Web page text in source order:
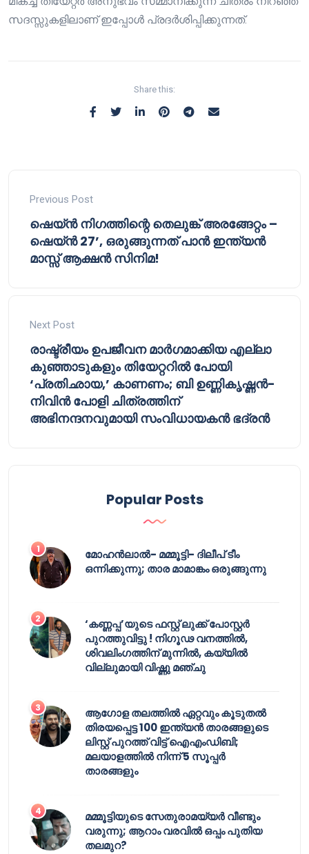
സദസ്സുകളിലാണ് ഇപ്പോൾ പ്രദർശിപ്പിക്കുന്നത്.
Share this:
Previous Post
ഷെയ്ൻ നിഗത്തിന്റെ തെലുങ്ക് അരങ്ങേറ്റം –
ഷെയ്ൻ 27’, ഒരുങ്ങുന്നത് പാൻ ഇന്ത്യൻ
മാസ്സ് ആക്ഷൻ സിനിമ!
Next Post
രാഷ്ട്രീയം ഉപജീവന മാർഗമാക്കിയ എല്ലാ
കുഞ്ഞാടുകളും തിയേറ്ററിൽ പോയി
‘പ്രതിഛായ,’ കാണണം; ബി ഉണ്ണികൃഷ്ണൻ-
നിവിൻ പോളി ചിത്രത്തിന്
അഭിനന്ദനവുമായി സംവിധായകൻ ഭദ്രൻ
Popular Posts
മോഹൻലാൽ- മമ്മൂട്ടി- ദിലീപ് ടീം
ഒന്നിക്കുന്നു; താര മാമാങ്കം ഒരുങ്ങുന്നു
‘കണ്ണപ്പ’യുടെ ഫസ്റ്റ് ലുക്ക് പോസ്റ്റർ
പുറത്തുവിട്ടു ! നിഗൂഢ വനത്തിൽ,
ശിവലിംഗത്തിന് മുന്നിൽ, കയ്യിൽ
വില്ലുമായി വിഷ്ണു മഞ്ചു
ആഗോള തലത്തിൽ ഏറ്റവും കൂടുതൽ
തിരയപ്പെട്ട 100 ഇന്ത്യൻ താരങ്ങളുടെ
ലിസ്റ്റ് പുറത്ത് വിട്ട് ഐഎംഡിബി;
മലയാളത്തിൽ നിന്ന് 5 സൂപ്പർ
താരങ്ങളും
മമ്മൂട്ടിയുടെ സേതുരാമയ്യർ വീണ്ടും
വരുന്നു; ആറാം വരവിൽ ഒപ്പം പുതിയ
തലമുറ?